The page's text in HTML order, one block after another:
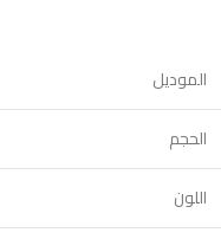
الموديل
الحجم
اللون